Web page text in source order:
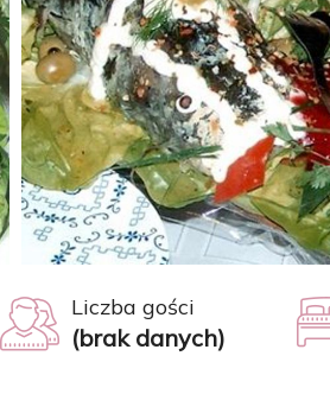
Liczba gości
(brak danych)